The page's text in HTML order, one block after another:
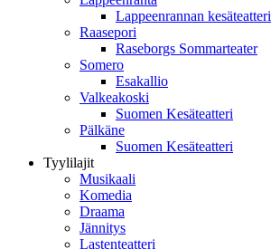
Lappeenrannan kesäteatteri
Raasepori
Raseborgs Sommarteater
Somero
Esakallio
Valkeakoski
Suomen Kesäteatteri
Pälkäne
Suomen Kesäteatteri
Tyylilajit
Musikaali
Komedia
Draama
Jännitys
Lastenteatteri